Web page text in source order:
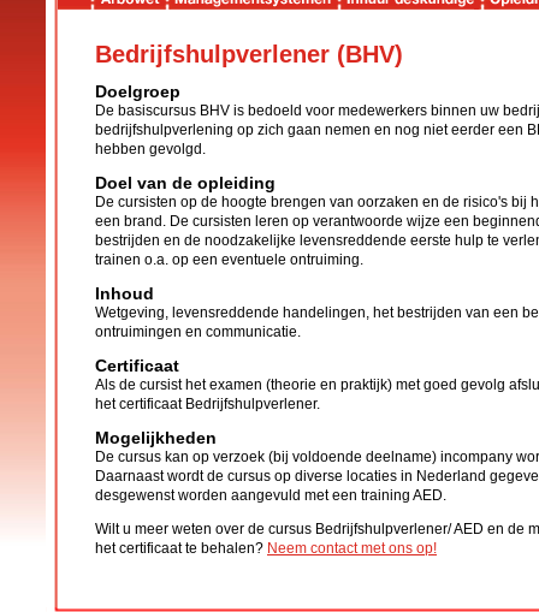
Bedrijfshulpverlener (BHV)
Doelgroep
De basiscursus BHV is bedoeld voor medewerkers binnen uw
bedrijfshulpverlening op zich gaan nemen en nog niet eerder een
hebben gevolgd.
Doel van de opleiding
De cursisten op de hoogte brengen van oorzaken en de risico's bij
een brand. De cursisten leren op verantwoorde wijze een
bestrijden en de noodzakelijke levensreddende eerste hulp te
trainen o.a. op een eventuele ontruiming.
Inhoud
Wetgeving, levensreddende handelingen, het bestrijden van een
ontruimingen en communicatie.
Certificaat
Als de cursist het examen (theorie en praktijk) met goed gevolg
het certificaat Bedrijfshulpverlener.
Mogelijkheden
De cursus kan op verzoek (bij voldoende deelname) incompany
Daarnaast wordt de cursus op diverse locaties in Nederland
desgewenst worden aangevuld met een training AED.
Wilt u meer weten over de cursus Bedrijfshulpverlener/ AED en de
het certificaat te behalen? Neem contact met ons op!